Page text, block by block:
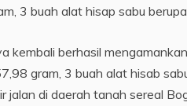
3 buah alat hisap sabu
kembali berhasil
gram, 3 buah alat hisab
jalan di daerah tanah sereal